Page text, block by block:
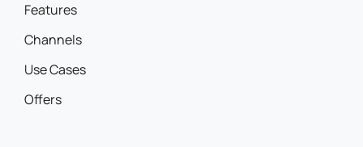
Features
Channels
Use Cases
Offers